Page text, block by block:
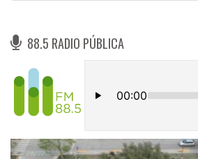
88.5 RADIO PÚBLICA